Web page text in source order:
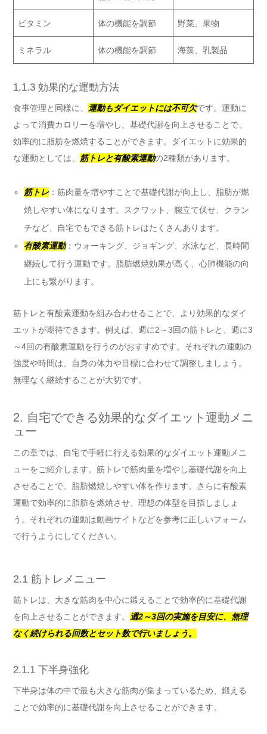
ビタミン 体の機能を調節 野菜、果物
ミネラル 体の機能を調節 海藻、乳製品
1.1.3 効果的な運動方法
食事管理と同様に、 運動もダイエットには不可欠です。運動に
よって消費カロリーを増やし、基礎代謝を向上させることで、
効率的に脂肪を燃焼することができます。ダイエットに効果的
な運動としては、 筋トレと有酸素運動の2種類があります。
筋トレ：筋肉量を増やすことで基礎代謝が向上し、脂肪が燃
焼しやすい体になります。スクワット、腕立て伏せ、クラン
チなど、自宅でもできる筋トレはたくさんあります。
有酸素運動：ウォーキング、ジョギング、水泳など、長時間
継続して行う運動です。脂肪燃焼効果が高く、心肺機能の向
上にも繋がります。
筋トレと有酸素運動を組み合わせることで、より効果的なダイ
エットが期待できます。例えば、週に2～3回の筋トレと、週に3
～4回の有酸素運動を行うのがおすすめです。それぞれの運動の
強度や時間は、自身の体力や目標に合わせて調整しましょう。
無理なく継続することが大切です。
2. 自宅でできる効果的なダイエット運動メニ
ュー
この章では、自宅で手軽に行える効果的なダイエット運動メニ
ューをご紹介します。筋トレで筋肉量を増やし基礎代謝を向上
させることで、脂肪燃焼しやすい体を作ります。さらに有酸素
運動で効率的に脂肪を燃焼させ、理想の体型を目指しましょ
う。それぞれの運動は動画サイトなどを参考に正しいフォーム
で行うようにしてください。
2.1 筋トレメニュー
筋トレは、大きな筋肉を中心に鍛えることで効率的に基礎代謝
を向上させることができます。
週2～3回の実施を目安に、無理
なく続けられる回数とセット数で行いましょう。
2.1.1 下半身強化
下半身は体の中で最も大きな筋肉が集まっているため、鍛える
ことで効率的に基礎代謝を向上させることができます。